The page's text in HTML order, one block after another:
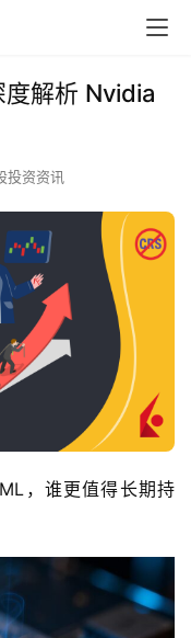
度解析 Nvidia
投资资讯
，谁更值得长期持